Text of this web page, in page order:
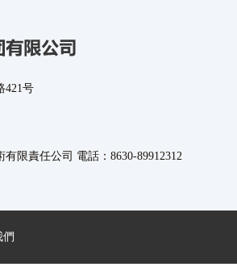
421号
限責任公司 電話：8630-89912312
們